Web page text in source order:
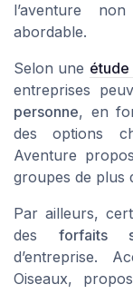
l’aventure
abordable.
Selon une étude
entreprises
personne, en
des options
Aventure
groupes de plus
Par ailleurs,
desforfaits
d’entreprise.
Oiseaux,